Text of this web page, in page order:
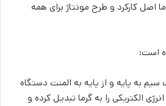
اصل کارکرد و طرح مونتاژ برای همه
است:
به پایه و از پایه به المنت دستگاه
الکتریکی را به گرما تبدیل کرده و